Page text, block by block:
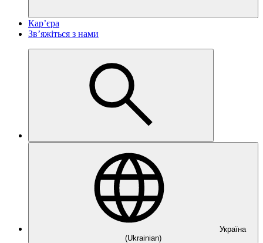
Кар’єра
Зв’яжіться з нами
Україна
(Ukrainian)